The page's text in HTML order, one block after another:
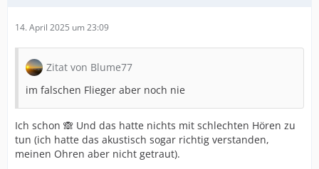
14. April 2025 um 23:09
Zitat von Blume77
im falschen Flieger aber noch nie
Ich schon 🙈 Und das hatte nichts mit schlechten Hören zu
tun (ich hatte das akustisch sogar richtig verstanden,
meinen Ohren aber nicht getraut).